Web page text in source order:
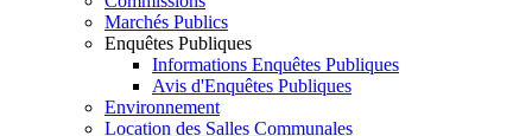
Marchés Publics
Enquêtes Publiques
Informations Enquêtes Publiques
Avis d'Enquêtes Publiques
Environnement
Location des Salles Communales